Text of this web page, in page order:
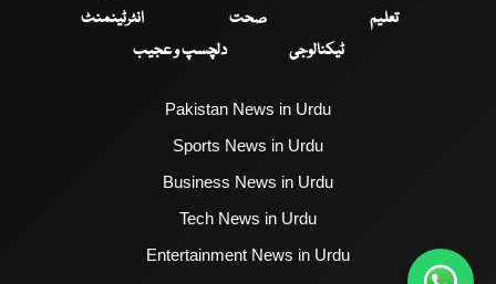
تعلیم
صحت
انٹرٹینمنٹ
ٹیکنالوجی
دلچسپ و عجیب
Pakistan News in Urdu
Sports News in Urdu
Business News in Urdu
Tech News in Urdu
Entertainment News in Urdu